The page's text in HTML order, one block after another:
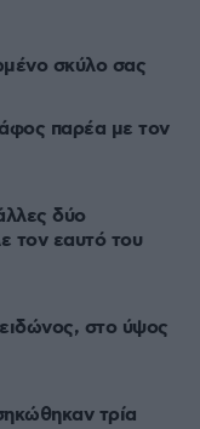
σκύλο σας
παρέα με τον
δύο
τον εαυτό του
στο ύψος
τρία